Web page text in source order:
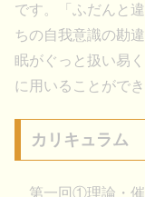
です。「ふだんと
ちの自我意識の勘
眠がぐっと扱い易
に用いることがで
カリキュラム
第一回①理論・催